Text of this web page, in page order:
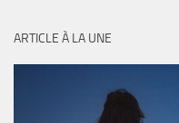
ARTICLE À LA UNE